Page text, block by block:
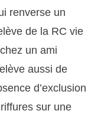
renverse un
de la RC vie
un ami
aussi de
d’exclusion
sur une